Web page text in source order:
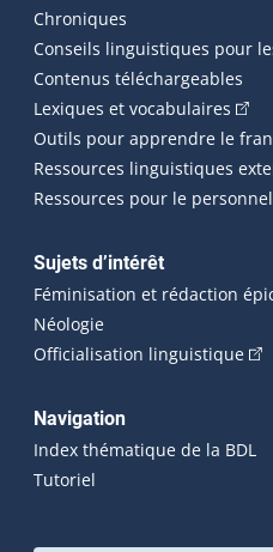
Chroniques
Conseils linguistiques pour
Contenus téléchargeables
Lexiques et vocabulaires
Outils pour apprendre le
Ressources linguistiques
Ressources pour le
Sujets d’intérêt
Féminisation et rédaction
Néologie
Officialisation linguistique
Navigation
Index thématique de la BDL
Tutoriel